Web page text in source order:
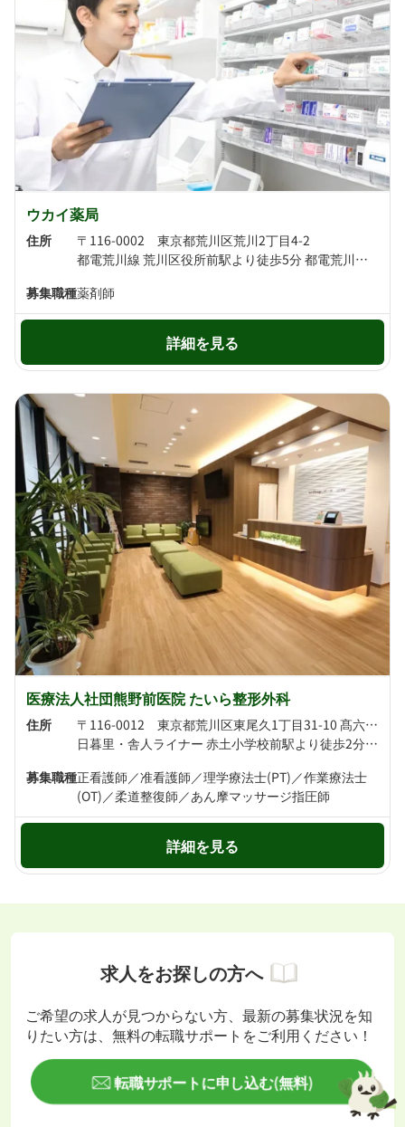
ウカイ薬局
住所
〒116-0002 東京都荒川区荒川2丁目4-2
都電荒川線 荒川区役所前駅より徒歩5分 都電荒川線 荒川二丁目駅より徒歩5分
募集職種薬剤師
詳細を見る
医療法人社団熊野前医院 たいら整形外科
住所
〒116-0012 東京都荒川区東尾久1丁目31-10 髙六商事ビル1階
日暮里・舎人ライナー 赤土小学校前駅より徒歩2分 京成本線 新三河島駅より徒歩8分
募集職種正看護師／准看護師／理学療法士(PT)／作業療法士
(OT)／柔道整復師／あん摩マッサージ指圧師
詳細を見る
求人をお探しの方へ
ご希望の求人が見つからない方、最新の募集状況を知
りたい方は、無料の転職サポートをご利用ください！
転職サポートに申し込む(無料)